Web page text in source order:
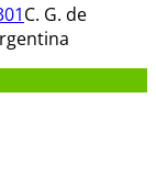
C. G. de